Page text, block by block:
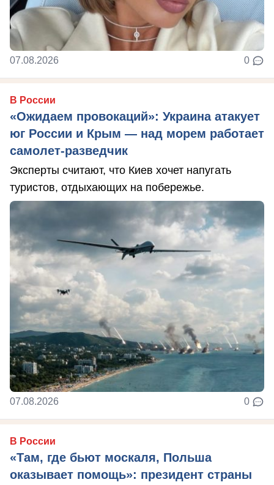
07.08.2026 0
В России
«Ожидаем провокаций»: Украина атакует
юг России и Крым — над морем работает
самолет-разведчик
Эксперты считают, что Киев хочет напугать
туристов, отдыхающих на побережье.
07.08.2026 0
В России
«Там, где бьют москаля, Польша
оказывает помощь»: президент страны